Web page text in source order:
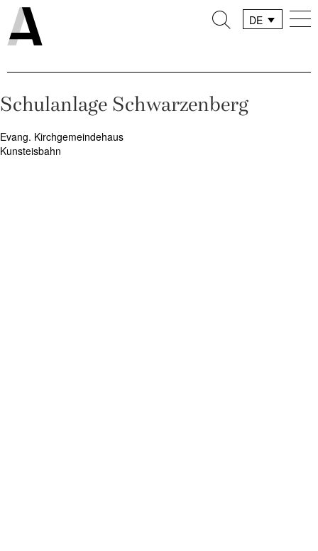
DE
Schulanlage Schwarzenberg
Beitragsnavigation
Evang. Kirchgemeindehaus
Kunsteisbahn